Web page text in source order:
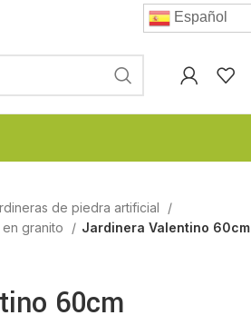
Español
de piedra artificial
granito
Jardinera Valentino 60cm
60cm